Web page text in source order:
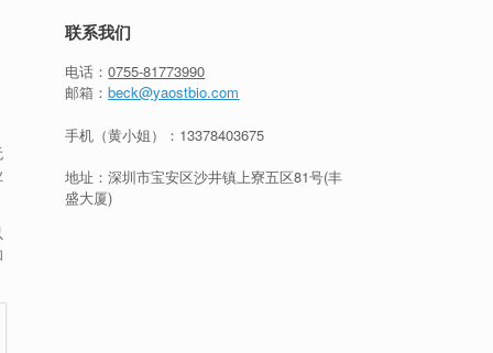
联系我们
电话：0755-81773990
邮箱：beck@yaostbio.com
手机（黄小姐）： 13378403675
地址：深圳市宝安区沙井镇上寮五区81号(丰
盛大厦)